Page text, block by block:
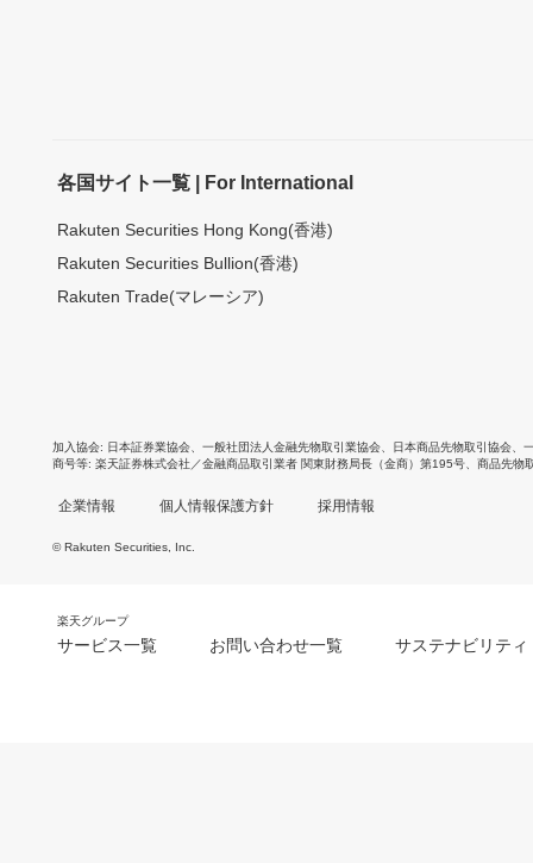
各国サイト一覧 | For International
Rakuten Securities Hong Kong(香港)
Rakuten Securities Bullion(香港)
Rakuten Trade(マレーシア)
加入協会 日本証券業協会 一般社団法人金融先物取引業協会 日本商品先物取引協会
商号等 楽天証券株式会社／金融商品取引業者 関東財務局長（金商）第195号、商品先物
企業情報 個人情報保護方針 採用情報
© Rakuten Securities, Inc.
楽天グループ
サービス一覧 お問い合わせ一覧 サステナビリティ